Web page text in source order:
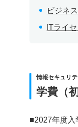
ビジネ
ITライ
情報セキュリ
学費（
■2027年度入